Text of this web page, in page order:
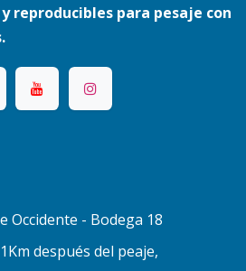
reproducibles para pesaje con
Occidente - Bodega 18
después del peaje,